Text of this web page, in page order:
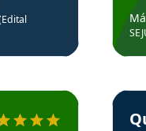
o Aprova Concursos